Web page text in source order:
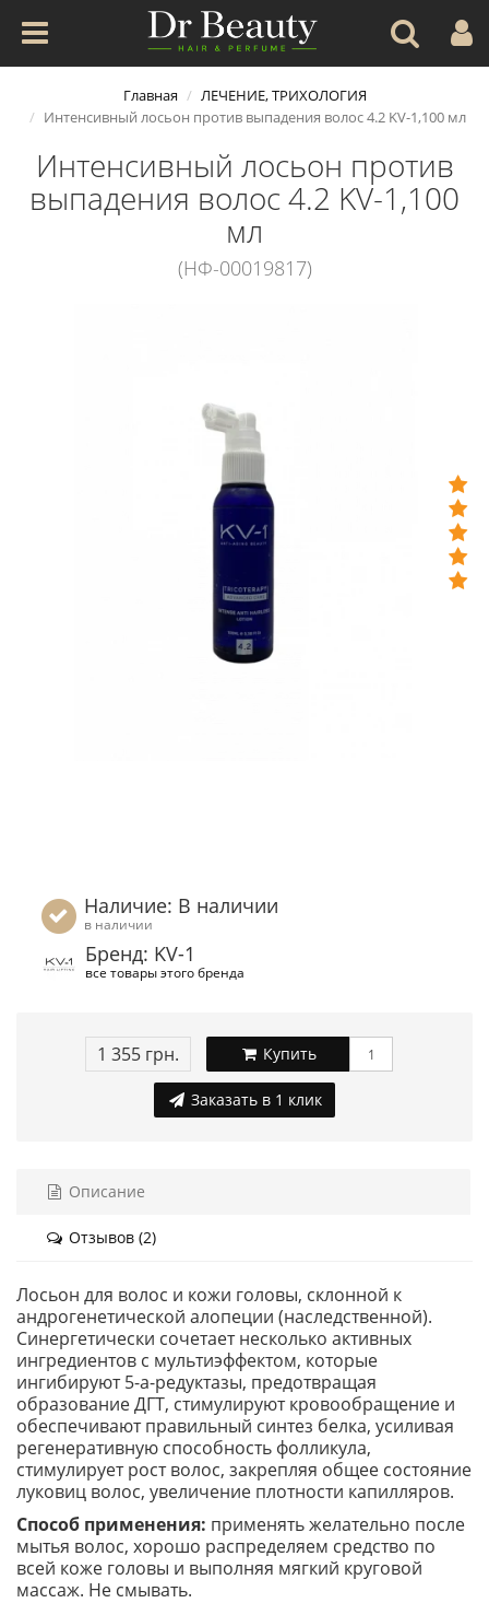
Главная
ЛЕЧЕНИЕ, ТРИХОЛОГИЯ
Интенсивный лосьон против выпадения волос 4.2 KV-1,100 мл
Интенсивный лосьон против
выпадения волос 4.2 KV-1,100
мл
(НФ-00019817)
Наличие: В наличии
в наличии
Бренд: KV-1
все товары этого бренда
1 355 грн. Купить
Заказать в 1 клик
Описание
Отзывов (2)
Лосьон для волос и кожи головы, склонной к
андрогенетической алопеции (наследственной).
Синергетически сочетает несколько активных
ингредиентов с мультиэффектом, которые
ингибируют 5-а-редуктазы, предотвращая
образование ДГТ, стимулируют кровообращение и
обеспечивают правильный синтез белка, усиливая
регенеративную способность фолликула,
стимулирует рост волос, закрепляя общее состояние
луковиц волос, увеличение плотности капилляров.
Способ применения: применять желательно после
мытья волос, хорошо распределяем средство по
всей коже головы и выполняя мягкий круговой
массаж. Не смывать.